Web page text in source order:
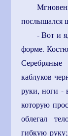
послышался
- Вот и
форме.
каблуков
руки, ноги -
которую
облегал
гибкую